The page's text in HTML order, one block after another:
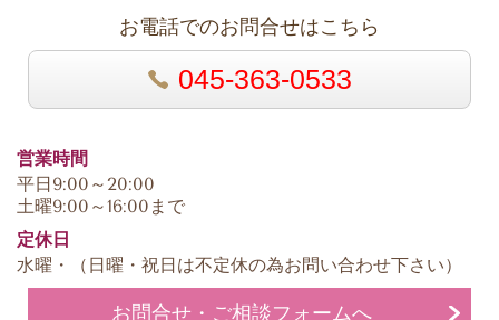
お電話でのお問合せはこちら
045-363-0533
営業時間
平日9:00～20:00
土曜9:00～16:00まで
定休日
水曜・（日曜・祝日は不定休の為お問い合わせ下さい）
お問合せ・ご相談フォームへ